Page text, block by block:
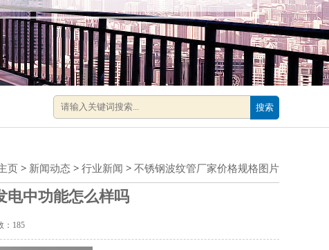
搜索
页 > 新闻动态 > 行业新闻 > 不锈钢波纹管厂家价格规格图片
电中功能怎么样吗
185